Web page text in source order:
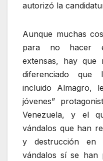
autorizó la
Aunque muchas
para no hacer
extensas, hay que
diferenciado que
incluido Almagro,
jóvenes”
Venezuela, y el
vándalos que han
y destrucción en
vándalos sí se han